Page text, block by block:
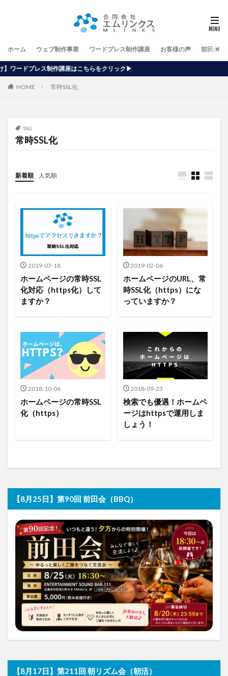
ホーム ウェブ制作事業 ワードプレス制作講座 お客様の声 前田が行
はこちらをクリック▶
HOME 常時SSL化
TAG
常時SSL化
新着順 人気順
2019-07-18
ホームページの常時SSL
化対応（https化）して
ますか？
2019-02-06
ホームページのURL、常
時SSL化（https）にな
っていますか？
2018-10-06
ホームページの常時SSL
化（https）
2018-09-23
検索でも優遇！ホームペ
ージはhttpsで運用しま
しょう！
【8月25日】第90回 前田会（BBQ）
【8月17日】第211回 朝リズム会（朝活）